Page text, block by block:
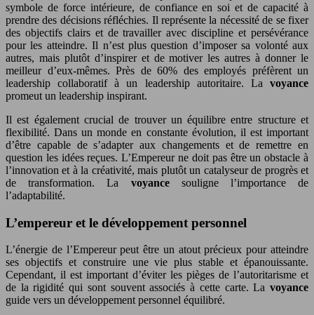
symbole de force intérieure, de confiance en soi et de capacité à
prendre des décisions réfléchies. Il représente la nécessité de se fixer
des objectifs clairs et de travailler avec discipline et persévérance
pour les atteindre. Il n’est plus question d’imposer sa volonté aux
autres, mais plutôt d’inspirer et de motiver les autres à donner le
meilleur d’eux-mêmes. Près de 60% des employés préfèrent un
leadership collaboratif à un leadership autoritaire. La voyance
promeut un leadership inspirant.
Il est également crucial de trouver un équilibre entre structure et
flexibilité. Dans un monde en constante évolution, il est important
d’être capable de s’adapter aux changements et de remettre en
question les idées reçues. L’Empereur ne doit pas être un obstacle à
l’innovation et à la créativité, mais plutôt un catalyseur de progrès et
de transformation. La voyance souligne l’importance de
l’adaptabilité.
L’empereur et le développement personnel
L’énergie de l’Empereur peut être un atout précieux pour atteindre
ses objectifs et construire une vie plus stable et épanouissante.
Cependant, il est important d’éviter les pièges de l’autoritarisme et
de la rigidité qui sont souvent associés à cette carte. La voyance
guide vers un développement personnel équilibré.